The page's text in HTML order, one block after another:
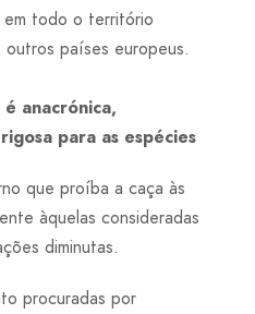
em todo o território
outros países europeus.
anacrónica,
para as espécies
que proíba a caça às
àquelas consideradas
diminutas.
procuradas por